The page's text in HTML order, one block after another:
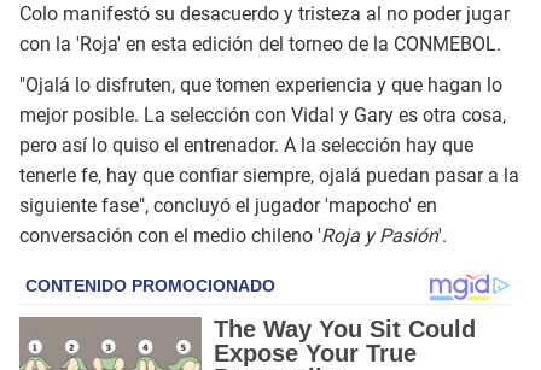
Colo manifestó su desacuerdo y tristeza al no poder jugar
con la 'Roja' en esta edición del torneo de la CONMEBOL.
"Ojalá lo disfruten, que tomen experiencia y que hagan lo
mejor posible. La selección con Vidal y Gary es otra cosa,
pero así lo quiso el entrenador. A la selección hay que
tenerle fe, hay que confiar siempre, ojalá puedan pasar a la
siguiente fase", concluyó el jugador 'mapocho' en
conversación con el medio chileno 'Roja y Pasión'.